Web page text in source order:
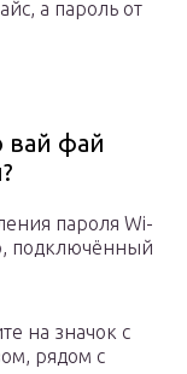
а пароль от
вай фай
пароля Wi-
подключённый
на значок с
рядом с